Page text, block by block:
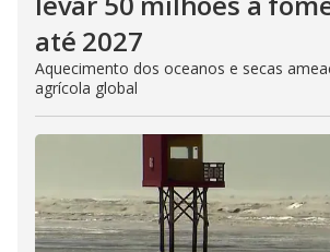
até 2027
Aquecimento dos oceanos e secas
agrícola global